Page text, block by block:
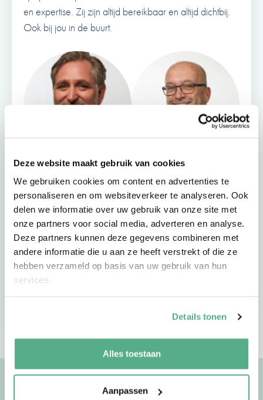
Deze website maakt gebruik van cookies
We gebruiken cookies om content en advertenties te
personaliseren en om websiteverkeer te analyseren. Ook
delen we informatie over uw gebruik van onze site met
onze partners voor social media, adverteren en analyse.
Deze partners kunnen deze gegevens combineren met
andere informatie die u aan ze heeft verstrekt of die ze
hebben verzameld op basis van uw gebruik van hun
services.
Details tonen
Alles toestaan
Aanpassen
en expertise. Zij zijn altijd bereikbaar en altijd dichtbij.
Ook bij jou in de buurt.
+72
Uitgelichte artikelen